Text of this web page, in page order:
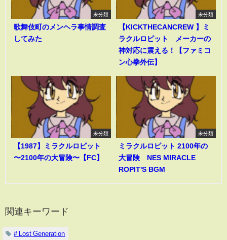
未分類
歌舞伎町のメンヘラ事情調査
してみた
未分類
【KICKTHECANCREW 】ミ
ラクルロピット メーカーの
神対応に震える！【ファミコ
ン心拳外伝】
未分類
【1987】ミラクルロピット
〜2100年の大冒険〜【FC】
未分類
ミラクルロピット 2100年の
大冒険 NES MIRACLE
ROPIT'S BGM
関連キーワード
# Lost Generation